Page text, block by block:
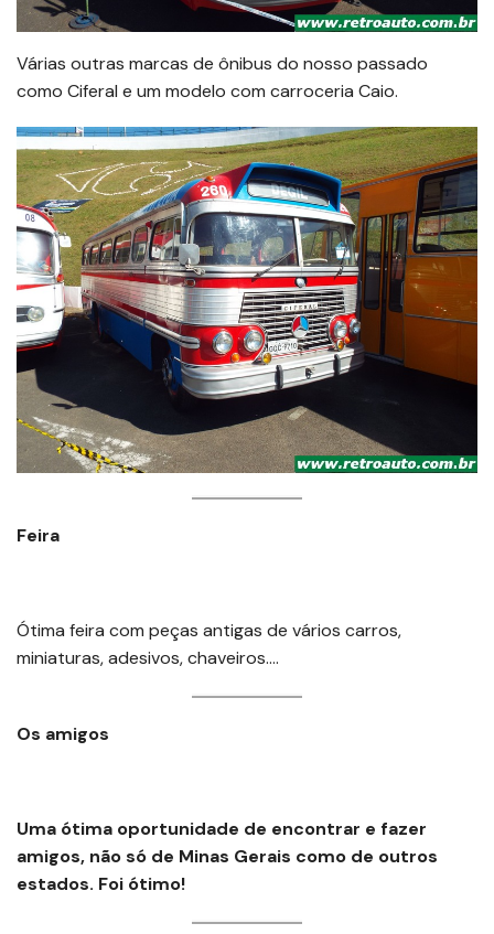
Várias outras marcas de ônibus do nosso passado
como Ciferal e um modelo com carroceria Caio.
Feira
Ótima feira com peças antigas de vários carros,
miniaturas, adesivos, chaveiros….
Os amigos
Uma ótima oportunidade de encontrar e fazer
amigos, não só de Minas Gerais como de outros
estados. Foi ótimo!